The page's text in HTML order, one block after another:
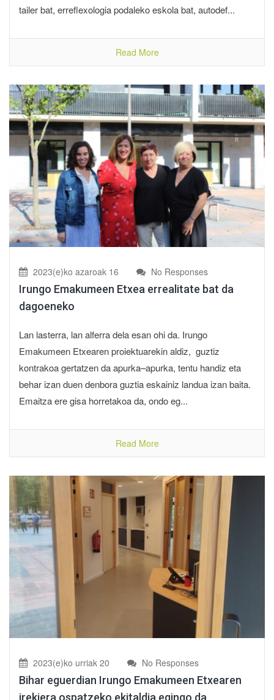
tailer bat, erreflexologia podaleko eskola bat, autodef...
Read More
2023(e)ko azaroak 16 No Responses
Irungo Emakumeen Etxea errealitate bat da
dagoeneko
Lan lasterra, lan alferra dela esan ohi da. Irungo
Emakumeen Etxearen proiektuarekin aldiz, guztiz
kontrakoa gertatzen da apurka–apurka, tentu handiz eta
behar izan duen denbora guztia eskainiz landua izan baita.
Emaitza ere gisa horretakoa da, ondo eg...
Read More
2023(e)ko urriak 20 No Responses
Bihar eguerdian Irungo Emakumeen Etxearen
irekiera ospatzeko ekitaldia egingo da